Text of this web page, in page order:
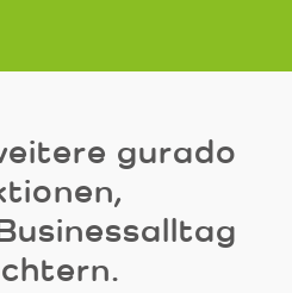
gurado